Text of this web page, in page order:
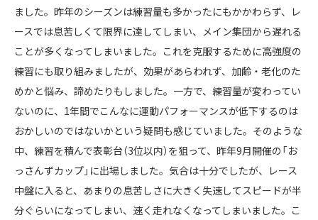
ました。昨年のシーズンは練習量も多かったにもかかわらず、レ
ースでは息苦しくて限界に達してしまい、メイン集団から遅れる
ことが多くなってしまいました。これを克服するために高強度の
練習にも取り組みましたが、効果があらわれず、加齢・老化のた
めかと悩み、諦めたりもしました。一方で、練習量が変わってい
ないのに、1年間でこんなに運動パフォーマンスが低下するのは
おかしいのではないかという疑問も感じていました。そのような
中、練習を積んで表彰台（3位以内）を狙って、昨年9月開催の「お
っさんずカップ」に出場しました。気合は十分でしたが、レース
中盤に入ると、あまりの息苦しさに大きく失速してスピードが半
分ぐらいになってしまい、速く走れなくなってしまいました。こ